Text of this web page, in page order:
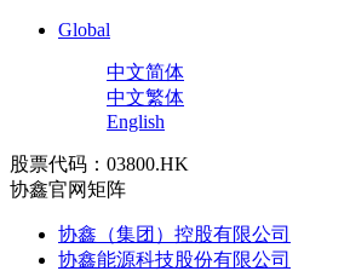
Global
中文简体
中文繁体
English
股票代码：03800.HK
协鑫官网矩阵
协鑫（集团）控股有限公司
协鑫能源科技股份有限公司